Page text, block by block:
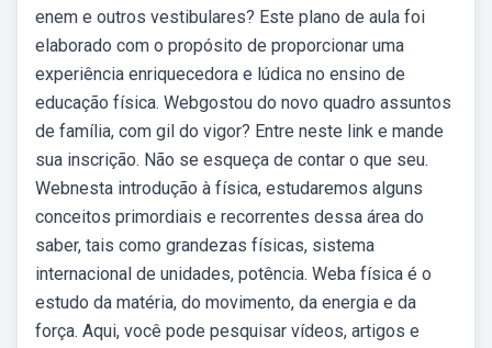
enem e outros vestibulares? Este plano de aula foi
elaborado com o propósito de proporcionar uma
experiência enriquecedora e lúdica no ensino de
educação física. Webgostou do novo quadro assuntos
de família, com gil do vigor? Entre neste link e mande
sua inscrição. Não se esqueça de contar o que seu.
Webnesta introdução à física, estudaremos alguns
conceitos primordiais e recorrentes dessa área do
saber, tais como grandezas físicas, sistema
internacional de unidades, potência. Weba física é o
estudo da matéria, do movimento, da energia e da
força. Aqui, você pode pesquisar vídeos, artigos e